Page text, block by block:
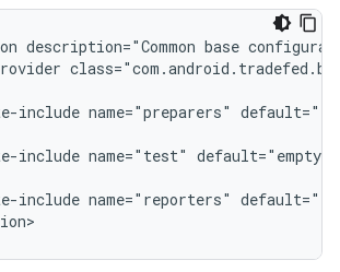
description="Common base
include name="preparers"
include name="test" default="empty"
include name="reporters"